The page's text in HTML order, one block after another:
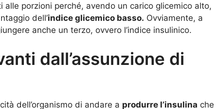
porzioni perché, avendo un carico glicemico alto,
dell’indice glicemico basso. Ovviamente, a
anche un terzo, ovvero l’indice insulinico.
dall’assunzione di
dell’organismo di andare a produrre l’insulina che